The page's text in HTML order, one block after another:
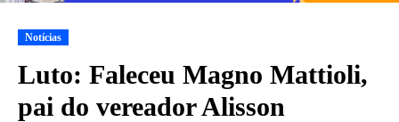
Notícias
Luto: Faleceu Magno Mattioli,
pai do vereador Alisson